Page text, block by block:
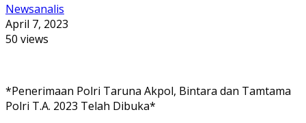
Newsanalis
April 7, 2023
50 views
*Penerimaan Polri Taruna Akpol, Bintara dan Tamtama
Polri T.A. 2023 Telah Dibuka*